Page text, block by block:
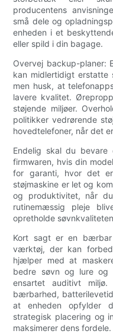
producentens
små dele og
enheden i et
eller spild i din bagage.
Overvej backup-planer:
kan midlertidigt erstatte
men husk, at
lavere kvalitet.
støjende miljøer.
politikker vedrørende
hovedtelefoner, når det
Endelig skal du
firmwaren, hvis din
for garanti, hvor det
støjmaskine er let og
og produktivitet, når
rutinemæssig pleje
opretholde
Kort sagt er en bærbar
værktøj, der kan
hjælper med at
bedre søvn og lure og
ensartet auditivt
bærbarhed,
at enheden opfylder
strategisk placering og
maksimerer dens fordele.